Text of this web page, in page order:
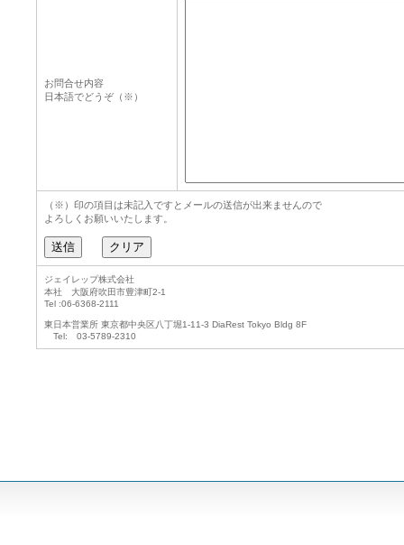
お問合せ内容
日本語でどうぞ（※）
（※）印の項目は未記入ですとメールの送信が出来ませんので
よろしくお願いいたします。
ジェイレップ株式会社
本社 大阪府吹田市豊津町2-1
Tel :06-6368-2111
東日本営業所 東京都中央区八丁堀1-11-3 DiaRest Tokyo Bldg 8F
Tel: 03-5789-2310